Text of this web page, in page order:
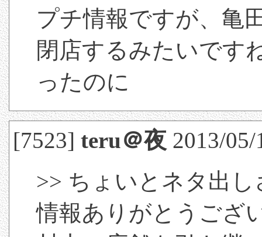
プチ情報ですが、亀
閉店するみたいです
ったのに
[7523]teru＠夜 2013/
>> ちょいとネタ出し
情報ありがとうござ